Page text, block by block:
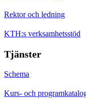
Rektor och ledning
KTH:s verksamhetsstöd
Tjänster
Schema
Kurs- och